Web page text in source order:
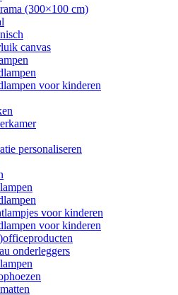
(300×100 cm)
canvas
voor kinderen
personaliseren
voor kinderen
voor kinderen
onderleggers